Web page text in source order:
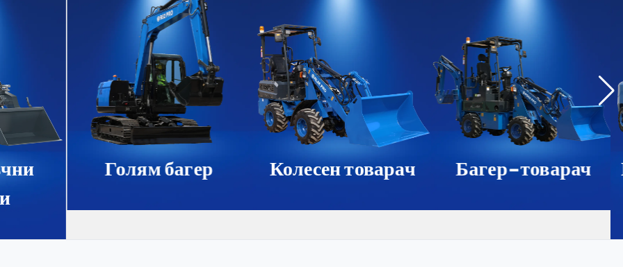
Голям багер Колесен товарач Багер-товарач